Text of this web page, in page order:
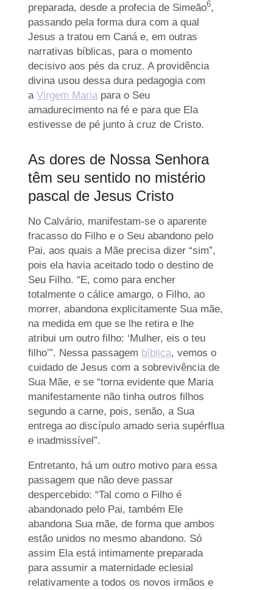
preparada, desde a profecia de Simeão6,
passando pela forma dura com a qual
Jesus a tratou em Caná e, em outras
narrativas bíblicas, para o momento
decisivo aos pés da cruz. A providência
divina usou dessa dura pedagogia com
a Virgem Maria para o Seu
amadurecimento na fé e para que Ela
estivesse de pé junto à cruz de Cristo.
As dores de Nossa Senhora
têm seu sentido no mistério
pascal de Jesus Cristo
No Calvário, manifestam-se o aparente
fracasso do Filho e o Seu abandono pelo
Pai, aos quais a Mãe precisa dizer “sim”,
pois ela havia aceitado todo o destino de
Seu Filho. “E, como para encher
totalmente o cálice amargo, o Filho, ao
morrer, abandona explicitamente Sua mãe,
na medida em que se lhe retira e lhe
atribui um outro filho: ‘Mulher, eis o teu
filho’”. Nessa passagem bíblica, vemos o
cuidado de Jesus com a sobrevivência de
Sua Mãe, e se “torna evidente que Maria
manifestamente não tinha outros filhos
segundo a carne, pois, senão, a Sua
entrega ao discípulo amado seria supérflua
e inadmissível”.
Entretanto, há um outro motivo para essa
passagem que não deve passar
despercebido: “Tal como o Filho é
abandonado pelo Pai, também Ele
abandona Sua mãe, de forma que ambos
estão unidos no mesmo abandono. Só
assim Ela está intimamente preparada
para assumir a maternidade eclesial
relativamente a todos os novos irmãos e